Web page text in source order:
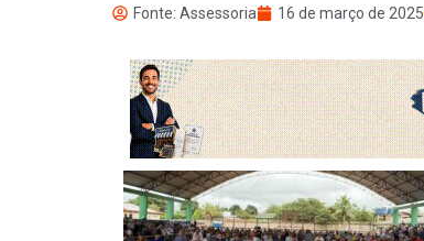
Fonte: Assessoria 16 de março de 2025